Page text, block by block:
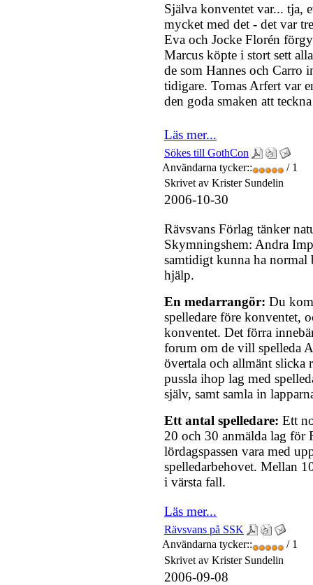
Själva konventet var... tja,
mycket med det - det var
Eva och Jocke Florén
Marcus köpte i stort sett
de som Hannes och Carro
tidigare. Tomas Arfert var
den goda smaken att
Läs mer...
Sökes till GothCon
Användarna tycker::
/ 1
Skrivet av Krister Sundelin
2006-10-30
Rävsvans Förlag tänker
Skymningshem: Andra
samtidigt kunna ha normal
hjälp.
En medarrangör: Du
spelledare före konventet,
konventet. Det förra
forum om de vill spelleda
övertala och allmänt slicka
pussla ihop lag med
själv, samt samla in
Ett antal spelledare: Ett
20 och 30 anmälda lag för
lördagspassen vara med
spelledarbehovet. Mellan
i värsta fall.
Läs mer...
Rävsvans på SSK
Användarna tycker::
/ 1
Skrivet av Krister Sundelin
2006-09-08